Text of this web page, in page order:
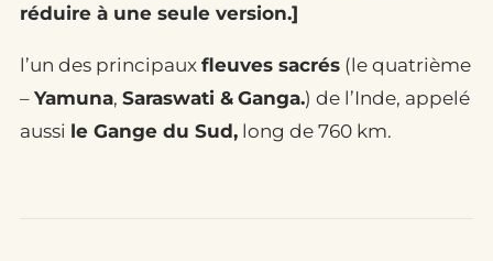
réduire à une seule version.]
l’un des principaux fleuves sacrés (le quatrième
– Yamuna, Saraswati & Ganga.) de l’Inde, appelé
aussi le Gange du Sud, long de 760 km.